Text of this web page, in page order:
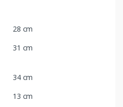
28 cm
31 cm
34 cm
13 cm